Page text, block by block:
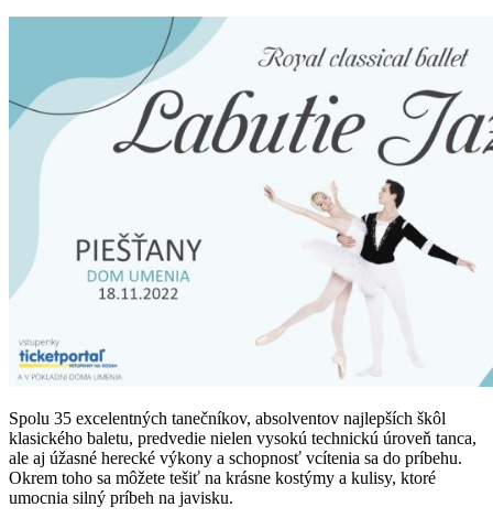
Spolu 35 excelentných tanečníkov, absolventov najlepších škôl
klasického baletu, predvedie nielen vysokú technickú úroveň tanca,
ale aj úžasné herecké výkony a schopnosť vcítenia sa do príbehu.
Okrem toho sa môžete tešiť na krásne kostýmy a kulisy, ktoré
umocnia silný príbeh na javisku.